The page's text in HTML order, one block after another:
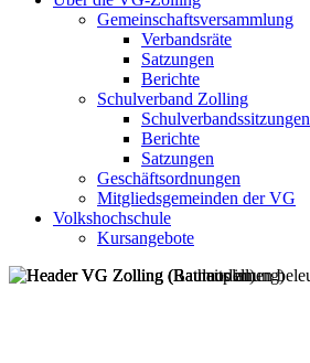
Gemeinschaftsversammlung
Verbandsräte
Satzungen
Berichte
Schulverband Zolling
Schulverbandssitzungen
Berichte
Satzungen
Geschäftsordnungen
Mitgliedsgemeinden der VG
Volkshochschule
Kursangebote